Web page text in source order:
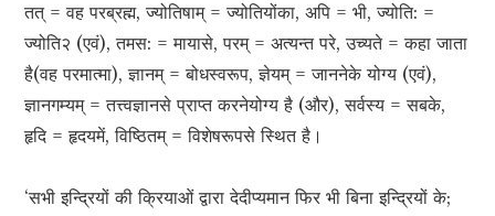
तत् = वह परब्रह्म, ज्योतिषाम् = ज्योतियोंका, अपि = भी, ज्योति: =
ज्योति२ (एवं), तमस: = मायासे, परम् = अत्यन्त परे, उच्यते = कहा जाता
है(वह परमात्मा), ज्ञानम् = बोधस्वरूप, ज्ञेयम् = जाननेके योग्य (एवं),
ज्ञानगम्यम् = तत्त्वज्ञानसे प्राप्त करनेयोग्य है (और), सर्वस्य = सबके,
हृदि = हृदयमें, विष्ठितम् = विशेषरूपसे स्थित है।
‘सभी इन्द्रियों की क्रियाओं द्वारा देदीप्यमान फिर भी बिना इन्द्रियों के;